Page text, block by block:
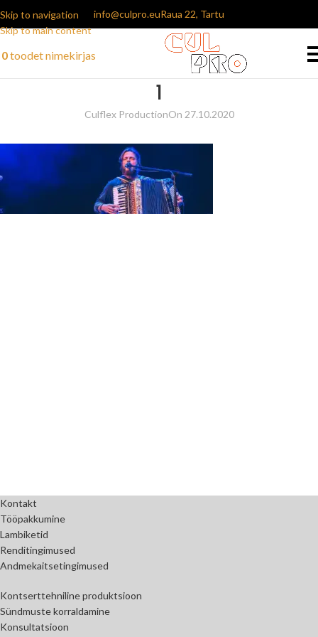
Skip to navigation
Skip to main content
info@culpro.euRaua 22, Tartu
0toodetnimekirjas
1
Culflex ProductionOn 27.10.2020
Kontakt
Tööpakkumine
Lambiketid
Renditingimused
Andmekaitsetingimused
Kontserttehniline produktsioon
Sündmuste korraldamine
Konsultatsioon